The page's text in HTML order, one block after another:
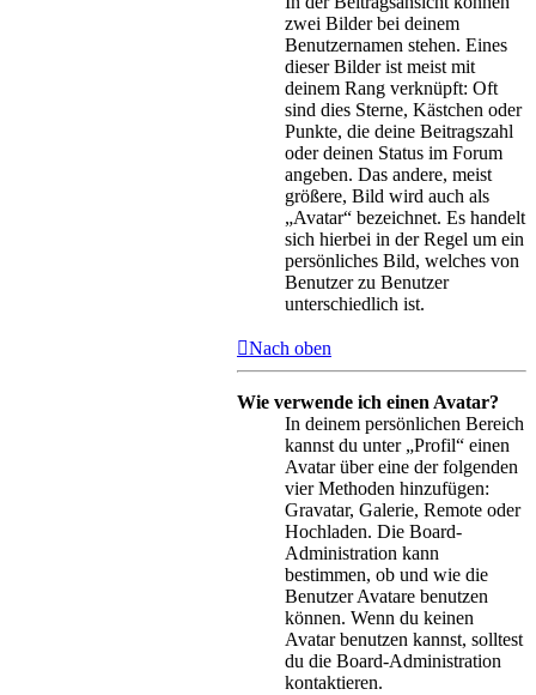
zwei Bilder bei deinem
Benutzernamen stehen. Eines
dieser Bilder ist meist mit
deinem Rang verknüpft: Oft
sind dies Sterne, Kästchen oder
Punkte, die deine Beitragszahl
oder deinen Status im Forum
angeben. Das andere, meist
größere, Bild wird auch als
„Avatar“ bezeichnet. Es handelt
sich hierbei in der Regel um ein
persönliches Bild, welches von
Benutzer zu Benutzer
unterschiedlich ist.
Nach oben
Wie verwende ich einen Avatar?
In deinem persönlichen Bereich
kannst du unter „Profil“ einen
Avatar über eine der folgenden
vier Methoden hinzufügen:
Gravatar, Galerie, Remote oder
Hochladen. Die Board-
Administration kann
bestimmen, ob und wie die
Benutzer Avatare benutzen
können. Wenn du keinen
Avatar benutzen kannst, solltest
du die Board-Administration
kontaktieren.